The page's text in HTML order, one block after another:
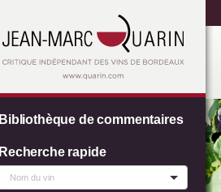
Bibliothèque de commentaires
Recherche rapide